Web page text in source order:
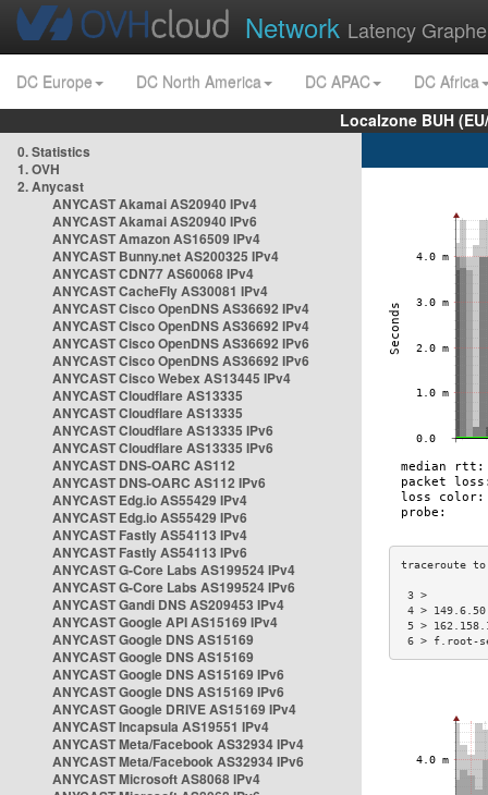
Network Latency
DC Europe DC North America DC APAC
DC Africa
Localzone BUH
0. Statistics
1. OVH
2. Anycast
ANYCAST Akamai AS20940 IPv4
ANYCAST Akamai AS20940 IPv6
ANYCAST Amazon AS16509 IPv4
ANYCAST Bunny.net AS200325 IPv4
ANYCAST CDN77 AS60068 IPv4
ANYCAST CacheFly AS30081 IPv4
ANYCAST Cisco OpenDNS AS36692 IPv4
ANYCAST Cisco OpenDNS AS36692 IPv4
ANYCAST Cisco OpenDNS AS36692 IPv6
ANYCAST Cisco OpenDNS AS36692 IPv6
ANYCAST Cisco Webex AS13445 IPv4
ANYCAST Cloudflare AS13335
ANYCAST Cloudflare AS13335
ANYCAST Cloudflare AS13335 IPv6
ANYCAST Cloudflare AS13335 IPv6
ANYCAST DNS-OARC AS112
ANYCAST DNS-OARC AS112 IPv6
ANYCAST Edg.io AS55429 IPv4
ANYCAST Edg.io AS55429 IPv6
ANYCAST Fastly AS54113 IPv4
ANYCAST Fastly AS54113 IPv6
ANYCAST G-Core Labs AS199524 IPv4
ANYCAST G-Core Labs AS199524 IPv6
ANYCAST Gandi DNS AS209453 IPv4
ANYCAST Google API AS15169 IPv4
ANYCAST Google DNS AS15169
ANYCAST Google DNS AS15169
ANYCAST Google DNS AS15169 IPv6
ANYCAST Google DNS AS15169 IPv6
ANYCAST Google DRIVE AS15169 IPv4
ANYCAST Incapsula AS19551 IPv4
ANYCAST Meta/Facebook AS32934 IPv4
ANYCAST Meta/Facebook AS32934 IPv6
ANYCAST Microsoft AS8068 IPv4
4 >
5 >
6 > f.root-